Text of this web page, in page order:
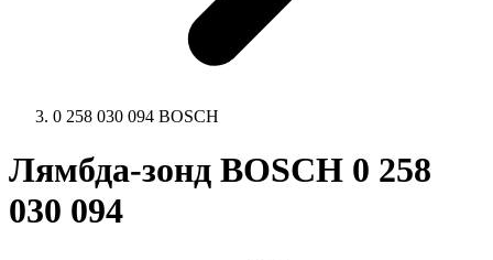
0 258 030 094 BOSCH
Лямбда-зонд BOSCH 0 258
030 094